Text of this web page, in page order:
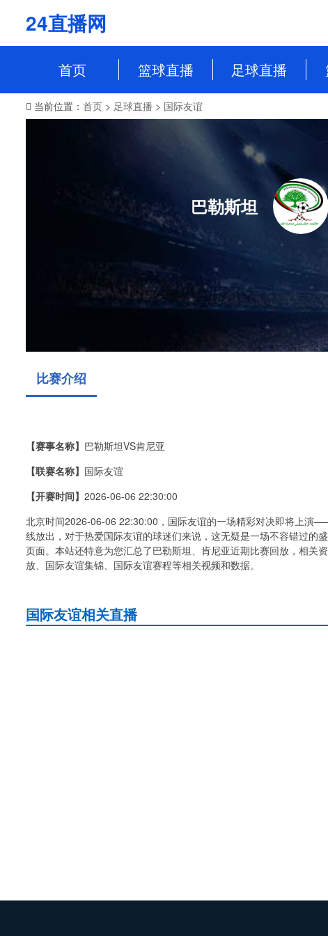
24直播网
首页 篮球直播
NBA
NBL
足球直播
意甲
当前位置： 首页 > 足球直播 > 国际友谊
巴勒斯坦
比赛介绍
【赛事名称】 巴勒斯坦VS肯尼亚
【联赛名称】 国际友谊
【开赛时间】 2026-06-06 22:30:00
北京时间2026-06-06 22:30:00，国际友谊的一场精彩对决即将上演
线放出，对于热爱国际友谊的球迷们来说，这无疑是一场不容错过的
页面。本站还特意为您汇总了巴勒斯坦、肯尼亚近期比赛回放，相关
放、国际友谊集锦、国际友谊赛程等相关视频和数据。
国际友谊相关直播